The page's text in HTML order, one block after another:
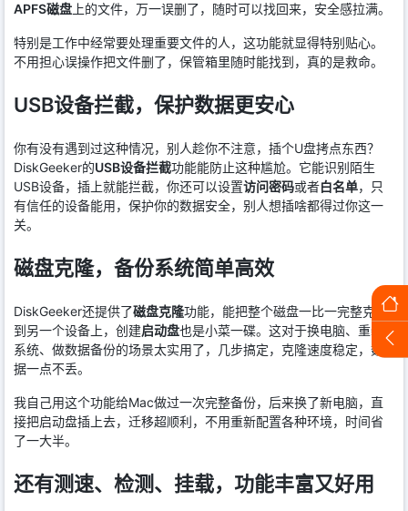
APFS磁盘 上的文件，万一误删了，随时可以找回来，安全感拉满。
特别是工作中经常要处理重要文件的人，这功能就显得特别贴心。
不用担心误操作把文件删了，保管箱里随时能找到，真的是救命。
USB设备拦截，保护数据更安心
你有没有遇到过这种情况，别人趁你不注意，插个U盘拷点东西？
DiskGeeker的USB设备拦截功能能防止这种尴尬。它能识别陌生
USB设备，插上就能拦截，你还可以设置访问密码或者白名单，只
有信任的设备能用，保护你的数据安全，别人想插啥都得过你这一
关。
磁盘克隆，备份系统简单高效
DiskGeeker还提供了磁盘克隆功能，能把整个磁盘一比一完整克隆
到另一个设备上，创建启动盘也是小菜一碟。这对于换电脑、重装
系统、做数据备份的场景太实用了，几步搞定，克隆速度稳定，数
据一点不丢。
我自己用这个功能给Mac做过一次完整备份，后来换了新电脑，直
接把启动盘插上去，迁移超顺利，不用重新配置各种环境，时间省
了一大半。
还有测速、检测、挂载，功能丰富又好用